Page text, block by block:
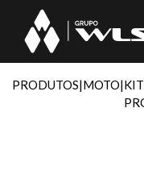
PRODUTOS|MOTO|